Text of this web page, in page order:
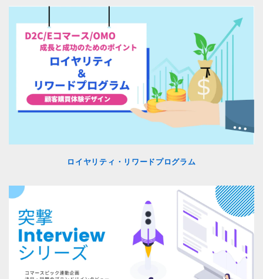
ロイヤリティ・リワードプログラム